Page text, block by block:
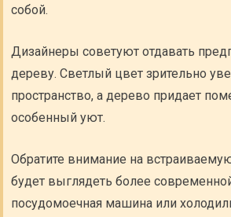
собой.
Дизайнеры советуют отдавать
дереву. Светлый цвет зрительно
пространство, а дерево придает
особенный уют.
Обратите внимание на
будет выглядеть более
посудомоечная машина или